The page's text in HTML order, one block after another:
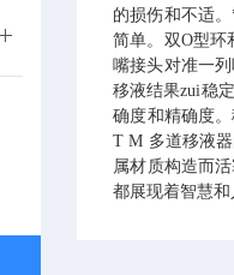
的损伤和不适
简单。双O型环
嘴接头对准一
移液结果zui稳
确度和精确度
T M 多道移液
属材质构造而
都展现着智慧